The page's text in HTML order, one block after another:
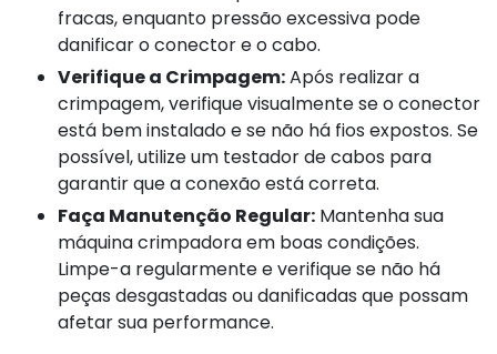
fracas, enquanto pressão excessiva pode
danificar o conector e o cabo.
Verifique a Crimpagem:Após realizar a
crimpagem, verifique visualmente se o conector
está bem instalado e se não há fios expostos. Se
possível, utilize um testador de cabos para
garantir que a conexão está correta.
Faça Manutenção Regular: Mantenha sua
máquina crimpadora em boas condições.
Limpe-a regularmente e verifique se não há
peças desgastadas ou danificadas que possam
afetar sua performance.